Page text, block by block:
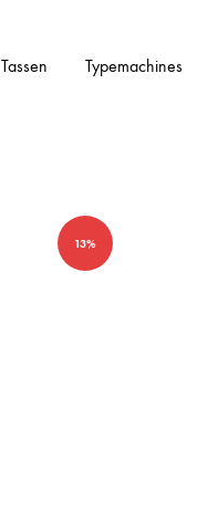
Tassen Typemachines
13%